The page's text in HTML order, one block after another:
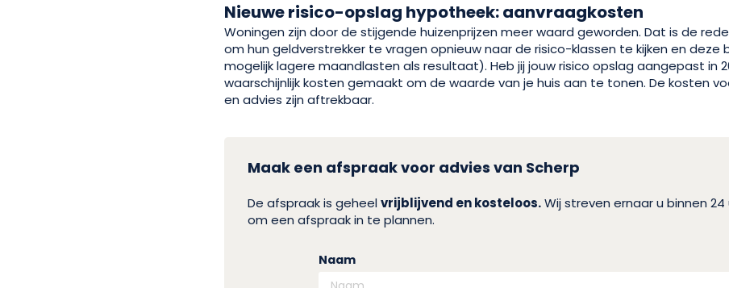
Nieuwe risico-opslag hypotheek: aanvraagkosten
Woningen zijn door de stijgende huizenprijzen meer waard geworden. Dat is de
om hun geldverstrekker te vragen opnieuw naar de risico-klassen te kijken en
mogelijk lagere maandlasten als resultaat). Heb jij jouw risico opslag aangepast in
waarschijnlijk kosten gemaakt om de waarde van je huis aan te tonen. De kosten
en advies zijn aftrekbaar.
Maak een afspraak voor advies van Scherp
De afspraak is geheelvrijblijvend en kosteloos.Wij streven ernaar u binnen
om een afspraak in te plannen.
Naam